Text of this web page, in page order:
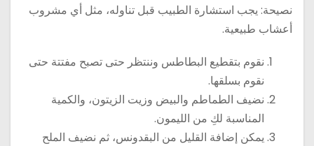
نصيحة: يجب استشارة الطبيب قبل تناوله، مثل أي مشروب
أعشاب طبيعية.
نقوم بتقطيع البطاطس وننتظر حتى تصبح مفتتة حتى
نقوم بسلقها.
نضيف الطماطم والبيض وزيت الزيتون، والكمية
المناسبة لكِ من الليمون.
يمكن إضافة القليل من البقدونس، ثم نضيف الملح